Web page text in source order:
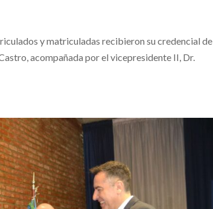
y matriculadas recibieron su credencial de
acompañada por el vicepresidente II, Dr.